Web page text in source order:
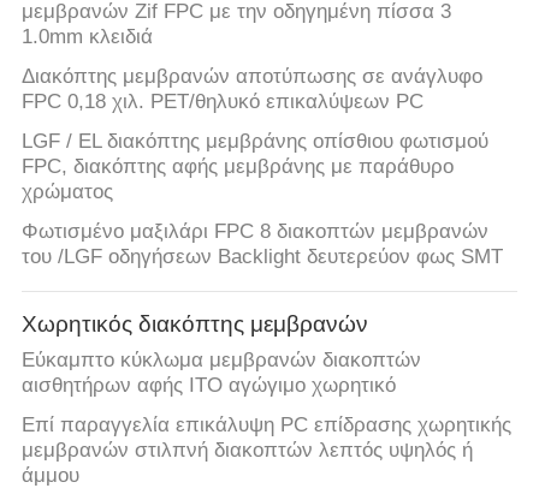
ΕΜΕΊΣ
ΓΎΡΟΣ
ΕΡΓΟΣΤΑΣΊΩΝ
ΠΟΙΟΤΙΚΌΣ
ΈΛΕΓΧΟΣ
ΜΑΣ
ΕΛΆΤΕ
ΣΕ
ΕΠΑΦΉ
ΜΕ
μεμβρανών Zif FPC με την οδηγημένη πίσσα 3
1.0mm κλειδιά
Διακόπτης μεμβρανών αποτύπωσης σε ανάγλυφο
FPC 0,18 χιλ. PET/θηλυκό επικαλύψεων PC
LGF / EL διακόπτης μεμβράνης οπίσθιου φωτισμού
FPC, διακόπτης αφής μεμβράνης με παράθυρο
χρώματος
Φωτισμένο μαξιλάρι FPC 8 διακοπτών μεμβρανών
του /LGF οδηγήσεων Backlight δευτερεύον φως SMT
Χωρητικός διακόπτης μεμβρανών
Εύκαμπτο κύκλωμα μεμβρανών διακοπτών
αισθητήρων αφής ITO αγώγιμο χωρητικό
Επί παραγγελία επικάλυψη PC επίδρασης χωρητικής
μεμβρανών στιλπνή διακοπτών λεπτός υψηλός ή
άμμου